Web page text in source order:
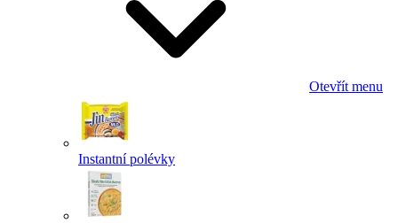
Otevřít menu
Instantní polévky